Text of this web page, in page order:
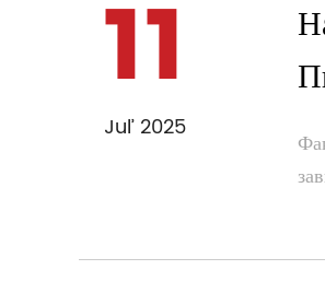
11
Jul’ 2025